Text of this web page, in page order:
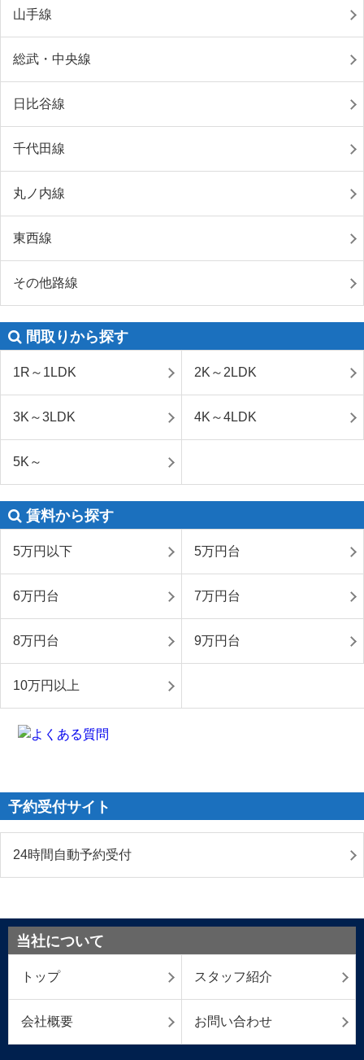
山手線
総武・中央線
日比谷線
千代田線
丸ノ内線
東西線
その他路線
間取りから探す
1R～1LDK 2K～2LDK
3K～3LDK 4K～4LDK
5K～
賃料から探す
5万円以下 5万円台
6万円台 7万円台
8万円台 9万円台
10万円以上
予約受付サイト
24時間自動予約受付
当社について
トップ スタッフ紹介
会社概要 お問い合わせ